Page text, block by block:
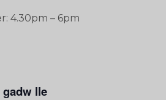
4.30pm – 6pm
lle